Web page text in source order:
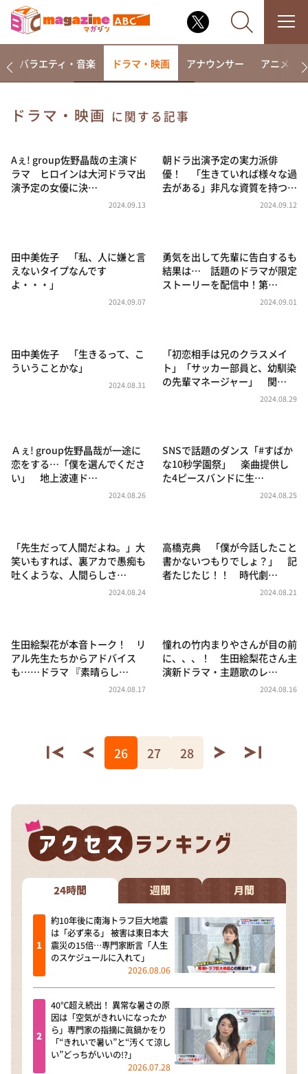
相席食堂
これ余談なんですけど・・・
～人生密着トークバラエティ！～ やすとものいたっ
news おかえり
河合＆A.B.C-Z塚田×福井アナ「なんでやねん！？」
（news おかえり）
朝だ！生です旅サラダ
教えて！ニュースライブ 正義のミカタ
ポツンと一軒家
ザキ山小屋本館
バラエティ・音楽 ドラマ・映画 アナウンサー アニメ・
ドラマ・映画 に関する記事
Aぇ! group佐野晶哉の主演ド
ラマ ヒロインは大河ドラマ出
演予定の女優に決…
2024.09.13
朝ドラ出演予定の実力派俳
優！ 「生きていれば様々な過
去がある」非凡な資質を持つ…
2024.09.12
田中美佐子 「私、人に嫌と言
えないタイプなんです
よ・・・」
2024.09.07
勇気を出して先輩に告白するも
結果は… 話題のドラマが限定
ストーリーを配信中！第…
2024.09.01
田中美佐子 「生きるって、こ
ういうことかな」
2024.08.31
「初恋相手は兄のクラスメイ
ト」「サッカー部員と、幼馴染
の先輩マネージャー」 関…
2024.08.29
Ａぇ! group佐野晶哉が一途に
恋をする…「僕を選んでくださ
い」 地上波連ド…
2024.08.26
SNSで話題のダンス「#すばか
な10秒学園祭」 楽曲提供し
た4ピースバンドに生…
2024.08.25
「先生だって人間だよね。」大
笑いもすれば、裏アカで愚痴も
吐くような、人間らしさ…
2024.08.24
高橋克典 「僕が今話したこと
書かないつもりでしょ？」 記
者たじたじ！！ 時代劇…
2024.08.21
生田絵梨花が本音トーク！ リ
アル先生たちからアドバイス
も……ドラマ 『素晴らし…
2024.08.17
憧れの竹内まりやさんが目の前
に、、、！ 生田絵梨花さん主
演新ドラマ・主題歌のレ…
2024.08.16
26 27 28
24時間 週間 月間
約10年後に南海トラフ巨大地震
は「必ず来る」 被害は東日本大
震災の15倍…専門家断言「人生
のスケジュールに入れて」
2026.08.06
40℃超え続出！ 異常な暑さの原
因は「空気がきれいになったか
ら」専門家の指摘に眞鍋かをり
「“きれいで暑い”と“汚くて涼し
い”どっちがいいの!?」
2026.07.28